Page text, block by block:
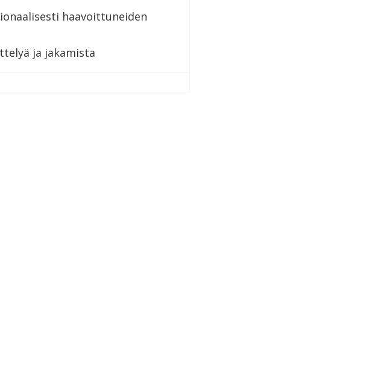
haavoittuneiden
ja jakamista